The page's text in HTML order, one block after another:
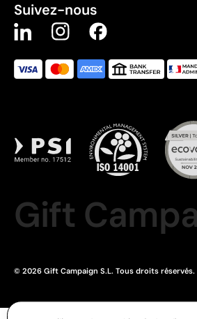
Suivez-nous
Gift
© 2026 Gift Campaign S.L. Tous droits réservés.